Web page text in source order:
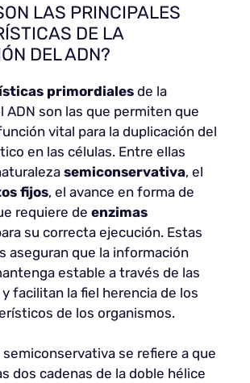
LAS PRINCIPALES
DE LA
DEL ADN?
primordiales de la
ADN son las que permiten que
vital para la duplicación del
en las células. Entre ellas
semiconservativa, el
fijos, el avance en forma de
requiere de enzimas
su correcta ejecución. Estas
aseguran que la información
estable a través de las
facilitan la fiel herencia de los
de los organismos.
se refiere a que
dos cadenas de la doble hélice